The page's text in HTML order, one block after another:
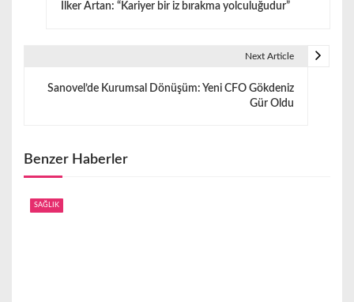
z
n
İlker Artan: “Kariyer bir iz bırakma yolculuğudur”
Next Article
Sanovel’de Kurumsal Dönüşüm: Yeni CFO Gökdeniz
Gür Oldu
Benzer Haberler
SAĞLIK